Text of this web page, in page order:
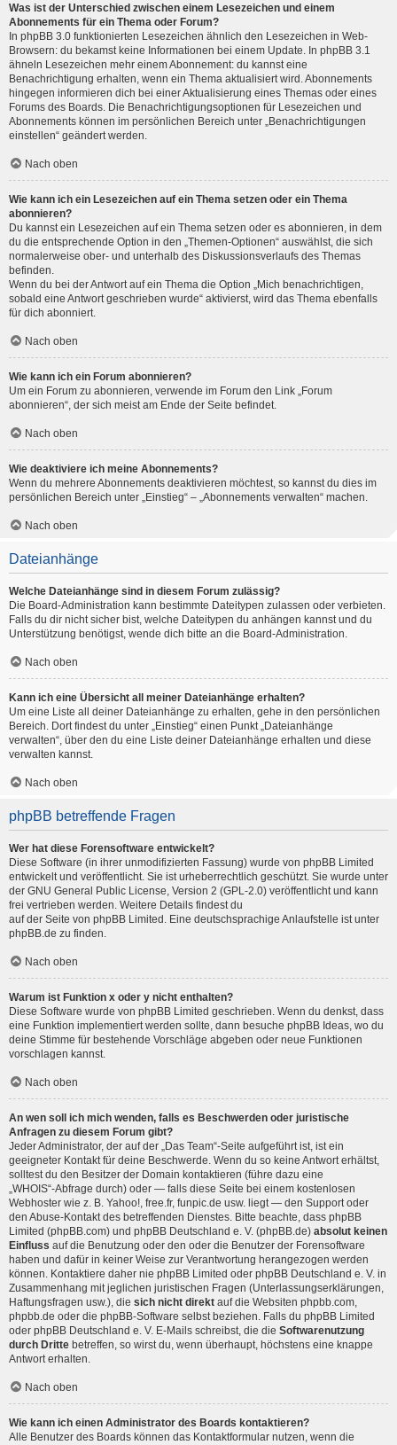
Was ist der Unterschied zwischen einem Lesezeichen und einem
Abonnements für ein Thema oder Forum?
In phpBB 3.0 funktionierten Lesezeichen ähnlich den Lesezeichen in Web-
Browsern: du bekamst keine Informationen bei einem Update. In phpBB 3.1
ähneln Lesezeichen mehr einem Abonnement: du kannst eine
Benachrichtigung erhalten, wenn ein Thema aktualisiert wird. Abonnements
hingegen informieren dich bei einer Aktualisierung eines Themas oder eines
Forums des Boards. Die Benachrichtigungsoptionen für Lesezeichen und
Abonnements können im persönlichen Bereich unter „Benachrichtigungen
einstellen“ geändert werden.
Nach oben
Wie kann ich ein Lesezeichen auf ein Thema setzen oder ein Thema
abonnieren?
Du kannst ein Lesezeichen auf ein Thema setzen oder es abonnieren, in dem
du die entsprechende Option in den „Themen-Optionen“ auswählst, die sich
normalerweise ober- und unterhalb des Diskussionsverlaufs des Themas
befinden.
Wenn du bei der Antwort auf ein Thema die Option „Mich benachrichtigen,
sobald eine Antwort geschrieben wurde“ aktivierst, wird das Thema ebenfalls
für dich abonniert.
Nach oben
Wie kann ich ein Forum abonnieren?
Um ein Forum zu abonnieren, verwende im Forum den Link „Forum
abonnieren“, der sich meist am Ende der Seite befindet.
Nach oben
Wie deaktiviere ich meine Abonnements?
Wenn du mehrere Abonnements deaktivieren möchtest, so kannst du dies im
persönlichen Bereich unter „Einstieg“ – „Abonnements verwalten“ machen.
Nach oben
Dateianhänge
Welche Dateianhänge sind in diesem Forum zulässig?
Die Board-Administration kann bestimmte Dateitypen zulassen oder verbieten.
Falls du dir nicht sicher bist, welche Dateitypen du anhängen kannst und du
Unterstützung benötigst, wende dich bitte an die Board-Administration.
Nach oben
Kann ich eine Übersicht all meiner Dateianhänge erhalten?
Um eine Liste all deiner Dateianhänge zu erhalten, gehe in den persönlichen
Bereich. Dort findest du unter „Einstieg“ einen Punkt „Dateianhänge
verwalten“, über den du eine Liste deiner Dateianhänge erhalten und diese
verwalten kannst.
Nach oben
phpBB betreffende Fragen
Wer hat diese Forensoftware entwickelt?
Diese Software (in ihrer unmodifizierten Fassung) wurde von phpBB Limited
entwickelt und veröffentlicht. Sie ist urheberrechtlich geschützt. Sie wurde unter
der GNU General Public License, Version 2 (GPL-2.0) veröffentlicht und kann
frei vertrieben werden. Weitere Details findest du
auf der Seite von phpBB Limited . Eine deutschsprachige Anlaufstelle ist unter
phpBB.de zu finden.
Nach oben
Warum ist Funktion x oder y nicht enthalten?
Diese Software wurde von phpBB Limited geschrieben. Wenn du denkst, dass
eine Funktion implementiert werden sollte, dann besuche phpBB Ideas, wo du
deine Stimme für bestehende Vorschläge abgeben oder neue Funktionen
vorschlagen kannst.
Nach oben
An wen soll ich mich wenden, falls es Beschwerden oder juristische
Anfragen zu diesem Forum gibt?
Jeder Administrator, der auf der „Das Team“-Seite aufgeführt ist, ist ein
geeigneter Kontakt für deine Beschwerde. Wenn du so keine Antwort erhältst,
solltest du den Besitzer der Domain kontaktieren (führe dazu eine
„WHOIS“-Abfrage durch) oder — falls diese Seite bei einem kostenlosen
Webhoster wie z. B. Yahoo!, free.fr, funpic.de usw. liegt — den Support oder
den Abuse-Kontakt des betreffenden Dienstes. Bitte beachte, dass phpBB
Limited (phpBB.com) und phpBB Deutschland e. V. (phpBB.de) absolut keinen
Einfluss auf die Benutzung oder den oder die Benutzer der Forensoftware
haben und dafür in keiner Weise zur Verantwortung herangezogen werden
können. Kontaktiere daher nie phpBB Limited oder phpBB Deutschland e. V. in
Zusammenhang mit jeglichen juristischen Fragen (Unterlassungserklärungen,
Haftungsfragen usw.), die sich nicht direkt auf die Websiten phpbb.com,
phpbb.de oder die phpBB-Software selbst beziehen. Falls du phpBB Limited
oder phpBB Deutschland e. V. E-Mails schreibst, die die Softwarenutzung
durch Dritte betreffen, so wirst du, wenn überhaupt, höchstens eine knappe
Antwort erhalten.
Nach oben
Wie kann ich einen Administrator des Boards kontaktieren?
Alle Benutzer des Boards können das Kontaktformular nutzen, wenn die